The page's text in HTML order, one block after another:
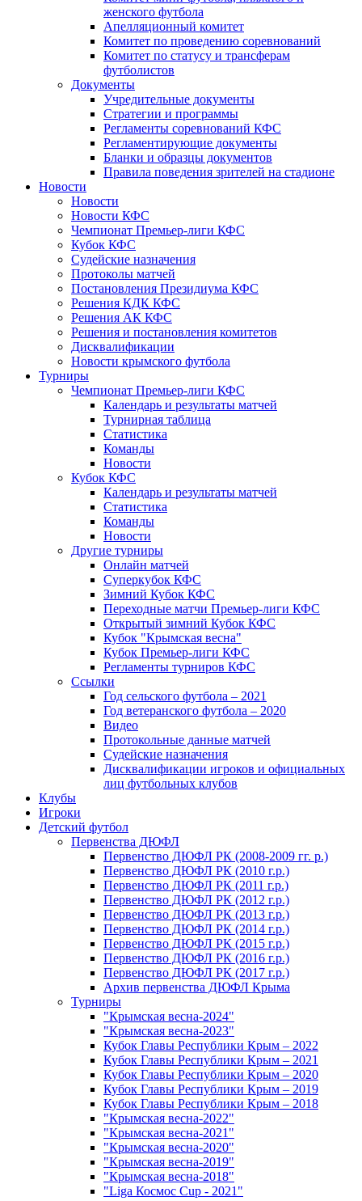
женского футбола
Апелляционный комитет
Комитет по проведению соревнований
Комитет по статусу и трансферам
футболистов
Документы
Учредительные документы
Стратегии и программы
Регламенты соревнований КФС
Регламентирующие документы
Бланки и образцы документов
Правила поведения зрителей на стадионе
Новости
Новости
Новости КФС
Чемпионат Премьер-лиги КФС
Кубок КФС
Судейские назначения
Протоколы матчей
Постановления Президиума КФС
Решения КДК КФС
Решения АК КФС
Решения и постановления комитетов
Дисквалификации
Новости крымского футбола
Турниры
Чемпионат Премьер-лиги КФС
Календарь и результаты матчей
Турнирная таблица
Статистика
Команды
Новости
Кубок КФС
Календарь и результаты матчей
Статистика
Команды
Новости
Другие турниры
Онлайн матчей
Суперкубок КФС
Зимний Кубок КФС
Переходные матчи Премьер-лиги КФС
Открытый зимний Кубок КФС
Кубок "Крымская весна"
Кубок Премьер-лиги КФС
Регламенты турниров КФС
Ссылки
Год сельского футбола – 2021
Год ветеранского футбола – 2020
Видео
Протокольные данные матчей
Судейские назначения
Дисквалификации игроков и официальных
лиц футбольных клубов
Клубы
Игроки
Детский футбол
Первенства ДЮФЛ
Первенство ДЮФЛ РК (2008-2009 гг. р.)
Первенство ДЮФЛ РК (2010 г.р.)
Первенство ДЮФЛ РК (2011 г.р.)
Первенство ДЮФЛ РК (2012 г.р.)
Первенство ДЮФЛ РК (2013 г.р.)
Первенство ДЮФЛ РК (2014 г.р.)
Первенство ДЮФЛ РК (2015 г.р.)
Первенство ДЮФЛ РК (2016 г.р.)
Первенство ДЮФЛ РК (2017 г.р.)
Архив первенства ДЮФЛ Крыма
Турниры
"Крымская весна-2024"
"Крымская весна-2023"
Кубок Главы Республики Крым – 2022
Кубок Главы Республики Крым – 2021
Кубок Главы Республики Крым – 2020
Кубок Главы Республики Крым – 2019
Кубок Главы Республики Крым – 2018
"Крымская весна-2022"
"Крымская весна-2021"
"Крымская весна-2020"
"Крымская весна-2019"
"Крымская весна-2018"
"Liga Космос Cup - 2021"